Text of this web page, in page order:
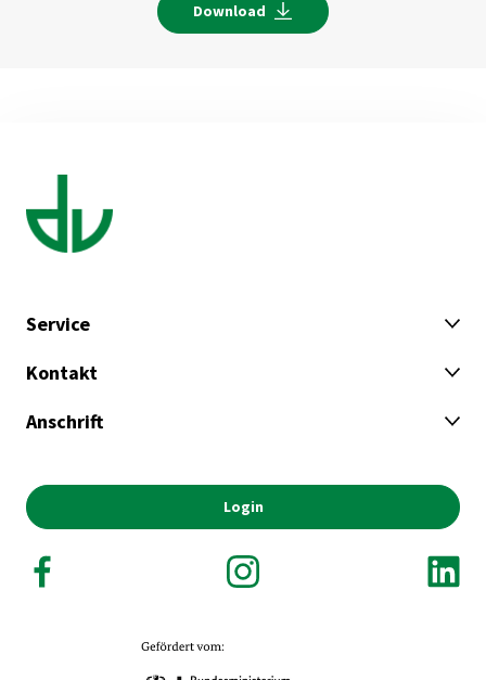
Download
Service
Kontakt
Anschrift
Login